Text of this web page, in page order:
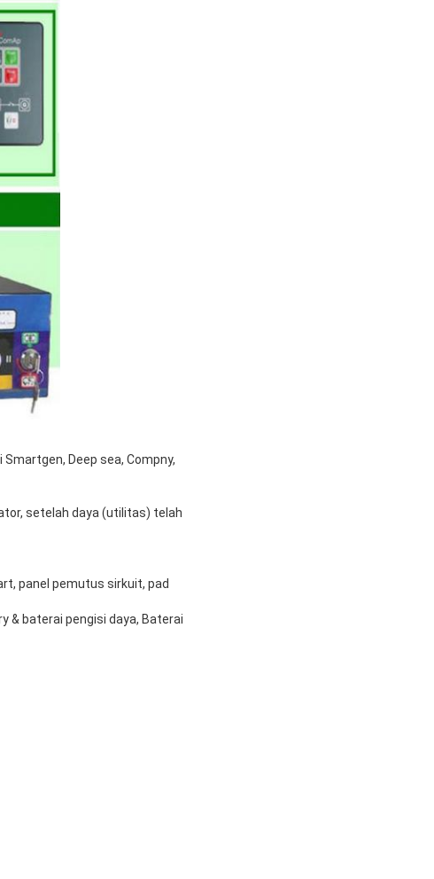
Deep sea, Compny,
setelah daya (utilitas) telah
panel pemutus sirkuit, pad
& baterai pengisi daya, Baterai